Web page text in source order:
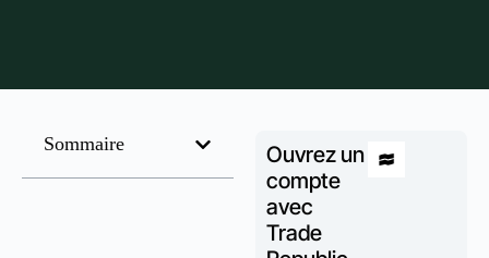
Sommaire
Ouvrez un
compte
avec
Trade